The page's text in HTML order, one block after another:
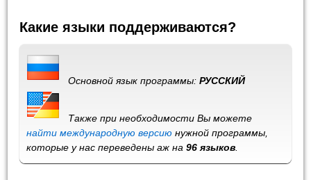
Какие языки поддерживаются?
Основной язык программы:РУССКИЙ
Также при необходимости Вы можете
найти международную версию нужной программы,
которые у нас переведены аж на96 языков